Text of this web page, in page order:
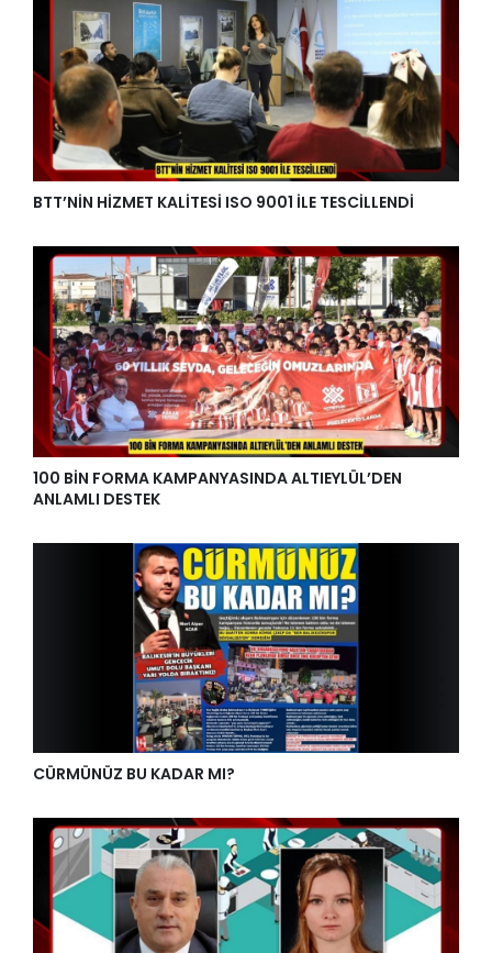
BTT’NİN HİZMET KALİTESİ ISO 9001 İLE TESCİLLENDİ
100 BİN FORMA KAMPANYASINDA ALTIEYLÜL’DEN
ANLAMLI DESTEK
CÜRMÜNÜZ BU KADAR MI?